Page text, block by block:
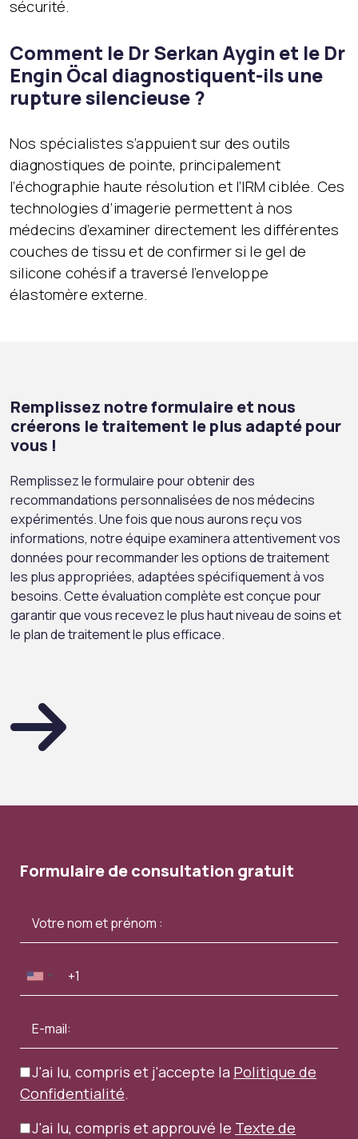
sécurité.
Comment le Dr Serkan Aygin et le Dr
Engin Öcal diagnostiquent-ils une
rupture silencieuse ?
Nos spécialistes s’appuient sur des outils
diagnostiques de pointe, principalement
l’échographie haute résolution et l’IRM ciblée. Ces
technologies d’imagerie permettent à nos
médecins d’examiner directement les différentes
couches de tissu et de confirmer si le gel de
silicone cohésif a traversé l’enveloppe
élastomère externe.
Remplissez notre formulaire et nous
créerons le traitement le plus adapté pour
vous !
Remplissez le formulaire pour obtenir des
recommandations personnalisées de nos médecins
expérimentés. Une fois que nous aurons reçu vos
informations, notre équipe examinera attentivement vos
données pour recommander les options de traitement
les plus appropriées, adaptées spécifiquement à vos
besoins. Cette évaluation complète est conçue pour
garantir que vous recevez le plus haut niveau de soins et
le plan de traitement le plus efficace.
Formulaire de consultation gratuit
J'ai lu, compris et j'accepte la Politique de
Confidentialité.
J'ai lu, compris et approuvé le Texte de